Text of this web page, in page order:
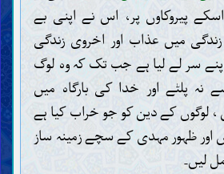
پیروکاوں پر، اس نے اپنی بے
میں عذاب اور اخروی زندگی
سر لے لیا ہے جب تک کہ وہ لوگ
نہ پلٹے اور خدا کی بارگاہ میں
، لوگوں کے دین کو جو خراب کیا ہے
اور ظہور مہدی کے سچے زمینہ ساز
لیں۔